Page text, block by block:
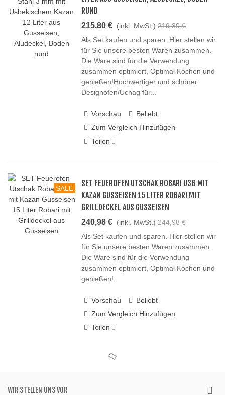
RUND
215,80 € (inkl. MwSt.) 219,80 €
Als Set kaufen und sparen. Hier stellen wir
für Sie unsere besten Waren zusammen.
Die Ware sind für die Verwendung
zusammen optimiert, Optimal Kochen und
genießen!Hochwertiger und schöner
Designofen/Uchag für...
Vorschau
Beliebt
Zum Vergleich Hinzufügen
Teilen
SALE
SET FEUEROFEN UTSCHAK ROBARI U36 MIT
KAZAN GUSSEISEN 15 LITER ROBARI MIT
GRILLDECKEL AUS GUSSEISEN
240,98 € (inkl. MwSt.) 244,98 €
Als Set kaufen und sparen. Hier stellen wir
für Sie unsere besten Waren zusammen.
Die Ware sind für die Verwendung
zusammen optimiert, Optimal Kochen und
genießen!
Vorschau
Beliebt
Zum Vergleich Hinzufügen
Teilen
WIR STELLEN UNS VOR